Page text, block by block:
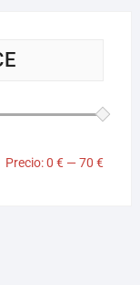
Precio:0 € —70 €